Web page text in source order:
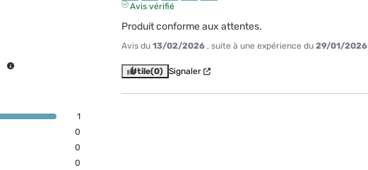
1
0
0
0
Avis vérifié
Produit conforme aux attentes.
Avis du 13/02/2026 , suite à une expérience du 29/01/2026
Utile(0) Signaler